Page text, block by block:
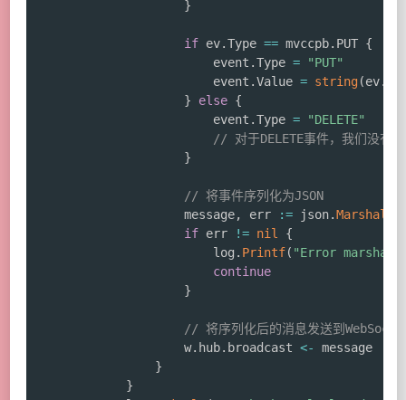
}
if ev.Type == mvccpb. PUT {
						event
.Type =
"PUT"
						event
.Value = string(ev.
}
else {
						event
.Type =
"DELETE"
// 对于DELETE事件，我们没有值
}
// 将事件序列化为JSON
					message
, err := json.Marshal
if err != nil
{
						log
. Printf( "Error
continue
}
// 将序列化后的消息发送到
					w
. hub. broadcast <- message
}
}